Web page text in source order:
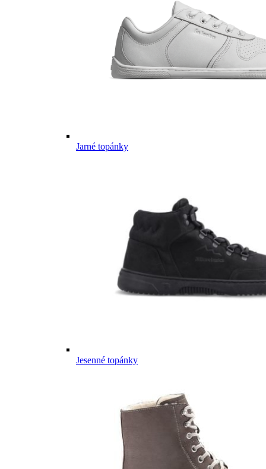
Jarné topánky
Jesenné topánky